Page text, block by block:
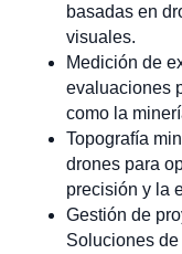
basadas en
visuales.
Medición de
evaluaciones
como la
Topografía
drones para
precisión y la
Gestión de
Soluciones